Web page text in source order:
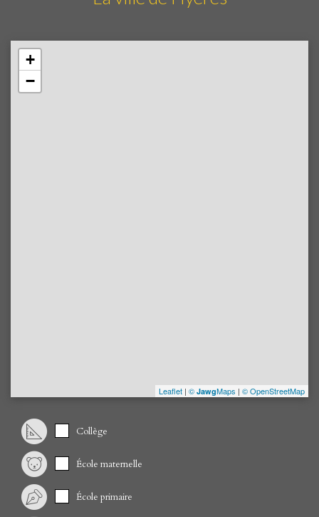
+
−
Leaflet | © JawgMaps | © OpenStreetMap
Collège
École maternelle
École primaire